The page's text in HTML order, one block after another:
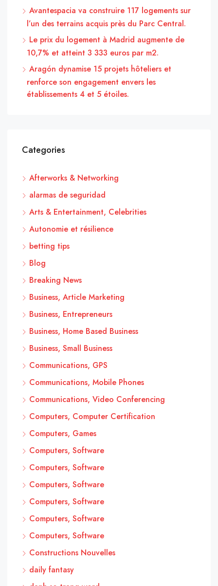
Avantespacia va construire 117 logements sur
l’un des terrains acquis près du Parc Central.
Le prix du logement à Madrid augmente de
10,7% et atteint 3 333 euros par m2.
Aragón dynamise 15 projets hôteliers et
renforce son engagement envers les
établissements 4 et 5 étoiles.
Categories
Afterworks & Networking
alarmas de seguridad
Arts & Entertainment, Celebrities
Autonomie et résilience
betting tips
Blog
Breaking News
Business, Article Marketing
Business, Entrepreneurs
Business, Home Based Business
Business, Small Business
Communications, GPS
Communications, Mobile Phones
Communications, Video Conferencing
Computers, Computer Certification
Computers, Games
Computers, Software
Computers, Software
Computers, Software
Computers, Software
Computers, Software
Computers, Software
Constructions Nouvelles
daily fantasy